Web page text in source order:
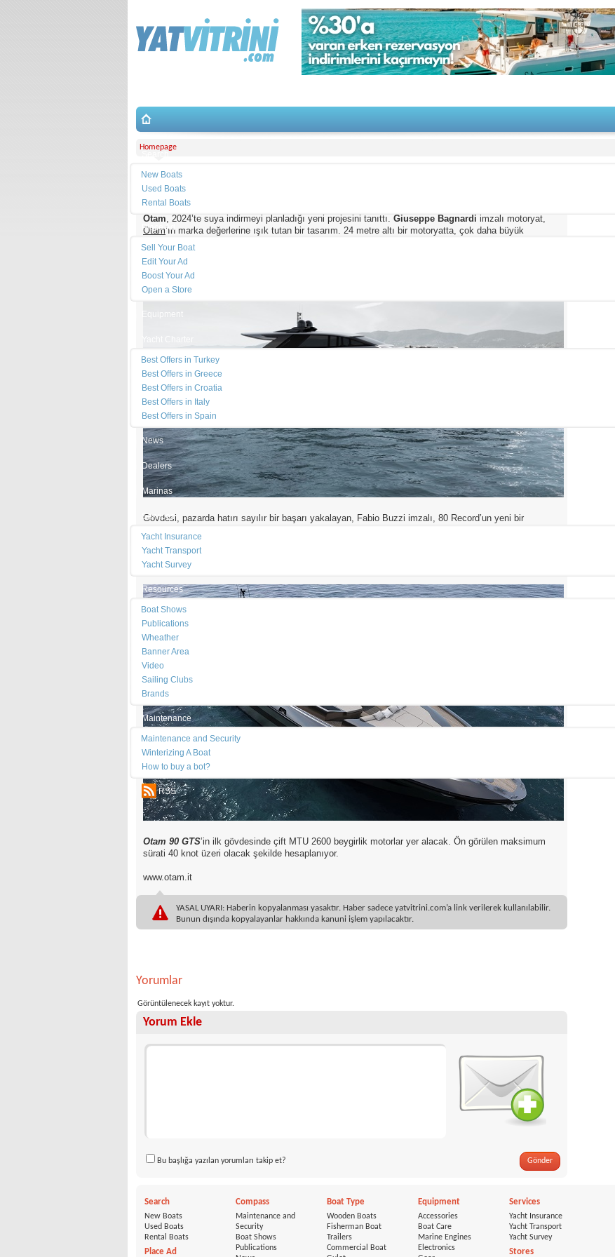
New Boats
Used Boats
Rental Boats
Place Ad
Sell Your Boat
Edit Your Ad
Boost Your Ad
Open a Store
Equipment
Best Offers in Turkey
Best Offers in Greece
Best Offers in Croatia
Best Offers in Italy
Best Offers in Spain
News
Dealers
Marinas
Services
Yacht Insurance
Yacht Transport
Yacht Survey
Resources
Boat Shows
Publications
Wheather
Banner Area
Video
Sailing Clubs
Brands
Maintenance
Maintenance and Security
Winterizing A Boat
How to buy a bot?
RSS
Homepage
Otam 90 GTS Projesi
Otam, 2024’te suya indirmeyi planladığı yeni projesini tanıttı. Giuseppe Bagnardi imzalı motoryat,
Otam’ın marka değerlerine ışık tutan bir tasarım. 24 metre altı bir motoryatta, çok daha büyük
sınıfların standartlarını taşıyan
Gövdesi, pazarda hatırı sayılır bir başarı yakalayan, Fabio Buzzi imzalı, 80 Record’un yeni bir
Otam, yeni tasarımın açılır hard top tavanlı standart versiyonunun yanı sıra soft top tavanlı, tam veya
yarım boy ön camlı versiyonlarını da piyasaya sürecek. Bu versiyonlarda master kamara gövdenin
merkezinde yer alacak.
Otam 90 GTS’in ilk gövdesinde çift MTU 2600 beygirlik motorlar yer alacak. Ön görülen maksimum
sürati 40 knot üzeri olacak şekilde hesaplanıyor.
www.otam.it
YASAL UYARI: Haberin kopyalanması yasaktır. Haber sadece yatvitrini.com’a link verilerek kullanılabilir.
Bunun dışında kopyalayanlar hakkında kanuni işlem yapılacaktır.
Yorumlar
Görüntülenecek kayıt yoktur.
Yorum Ekle
Gönder
Bu başlığa yazılan yorumları takip et?
Search
New Boats
Used Boats
Rental Boats
Place Ad
Compass
Maintenance and
Security
Boat Shows
Publications
Boat Type
Wooden Boats
Fisherman Boat
Trailers
Commercial Boat
Equipment
Accessories
Boat Care
Marine Engines
Electronics
Services
Yacht Insurance
Yacht Transport
Yacht Survey
Stores